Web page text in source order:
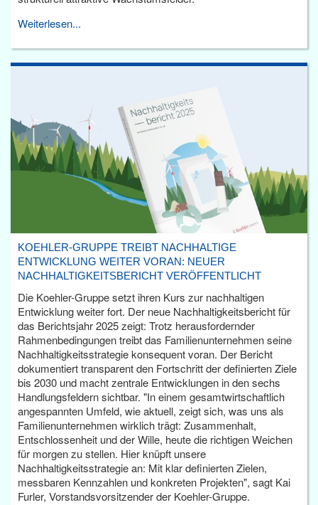
Weiterlesen...
KOEHLER-GRUPPE TREIBT NACHHALTIGE
ENTWICKLUNG WEITER VORAN: NEUER
NACHHALTIGKEITSBERICHT VERÖFFENTLICHT
Die Koehler-Gruppe setzt ihren Kurs zur nachhaltigen
Entwicklung weiter fort. Der neue Nachhaltigkeitsbericht für
das Berichtsjahr 2025 zeigt: Trotz herausfordernder
Rahmenbedingungen treibt das Familienunternehmen seine
Nachhaltigkeitsstrategie konsequent voran. Der Bericht
dokumentiert transparent den Fortschritt der definierten Ziele
bis 2030 und macht zentrale Entwicklungen in den sechs
Handlungsfeldern sichtbar. "In einem gesamtwirtschaftlich
angespannten Umfeld, wie aktuell, zeigt sich, was uns als
Familienunternehmen wirklich trägt: Zusammenhalt,
Entschlossenheit und der Wille, heute die richtigen Weichen
für morgen zu stellen. Hier knüpft unsere
Nachhaltigkeitsstrategie an: Mit klar definierten Zielen,
messbaren Kennzahlen und konkreten Projekten", sagt Kai
Furler, Vorstandsvorsitzender der Koehler-Gruppe.